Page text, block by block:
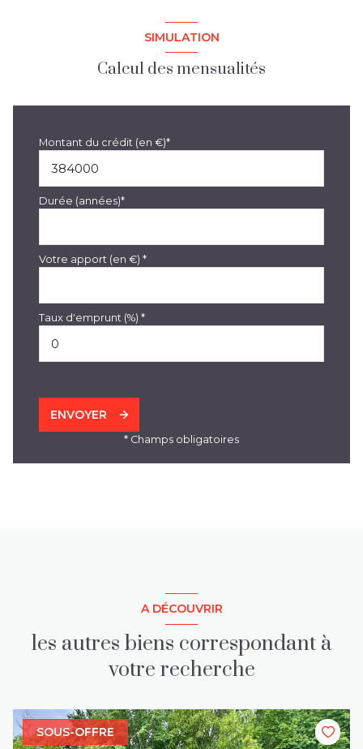
SIMULATION
Calcul des mensualités
Montant du crédit (en €)*
Durée (années)*
Votre apport (en €) *
Taux d'emprunt (%) *
ENVOYER
* Champs obligatoires
A DÉCOUVRIR
les autres biens correspondant à
votre recherche
SOUS-OFFRE